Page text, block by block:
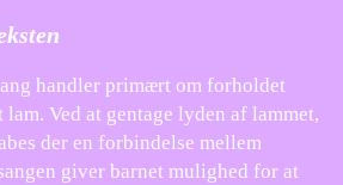
handler primært om forholdet
Ved at gentage lyden af lammet,
der en forbindelse mellem
giver barnet mulighed for at